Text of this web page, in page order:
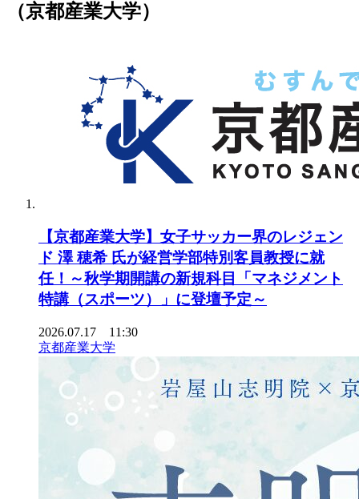
（京都産業大学）
【京都産業大学】女子サッカー界のレジェン
ド 澤 穂希 氏が経営学部特別客員教授に就
任！～秋学期開講の新規科目「マネジメント
特講（スポーツ）」に登壇予定～
2026.07.17 11:30
京都産業大学